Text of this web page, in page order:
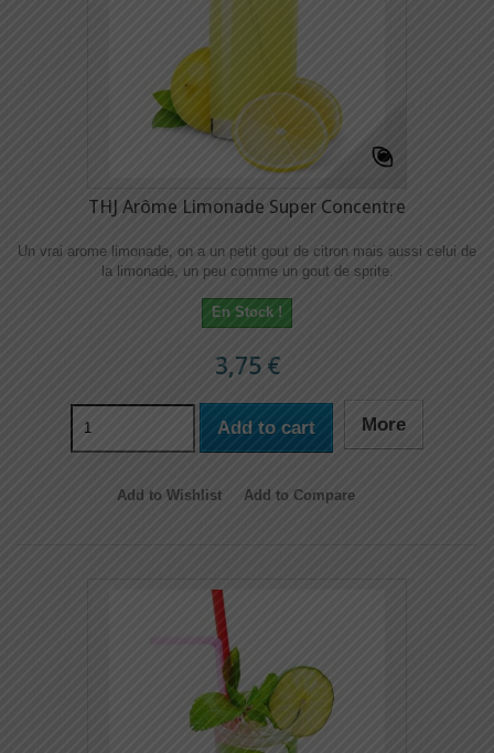
THJ Arôme Limonade Super Concentre
Un vrai arome limonade, on a un petit gout de citron mais aussi celui de
la limonade, un peu comme un gout de sprite.
En Stock !
3,75 €
Add to cart More
Add to Wishlist Add to Compare